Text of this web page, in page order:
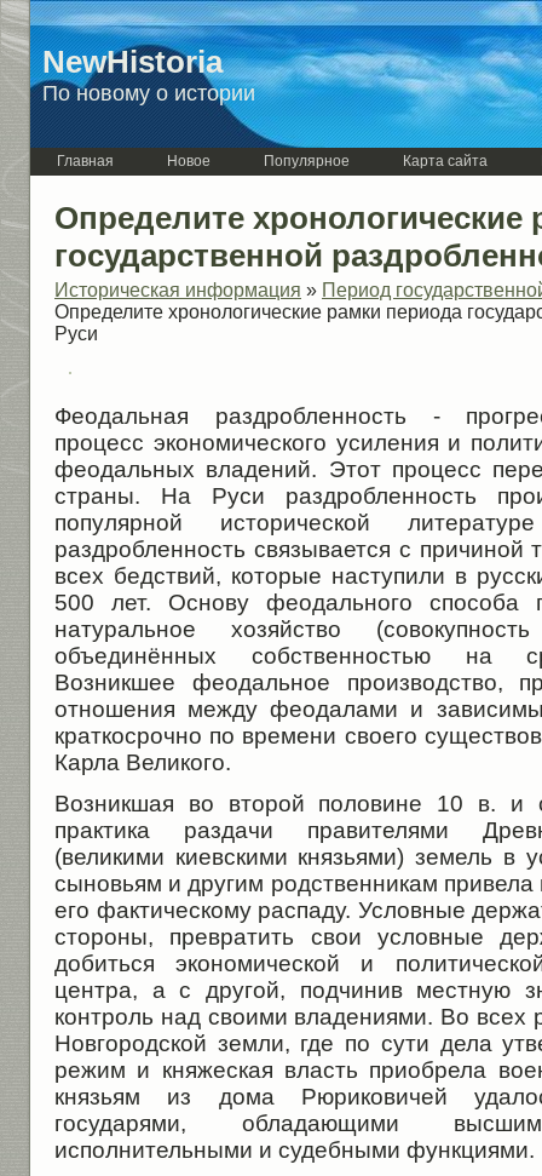
NewHistoria
По новому о истории
Главная Новое Популярное Карта сайта
Определите хронологические
государственной
Историческая информация » Период
Определите хронологические рамки периода
Руси
Феодальная раздробленность -
процесс экономического усиления и
феодальных владений. Этот процесс
страны. На Руси раздробленность
популярной исторической
раздробленность связывается с причиной
всех бедствий, которые наступили в
500 лет. Основу феодального способа
натуральное хозяйство (совокупность
объединённых собственностью на
Возникшее феодальное производство,
отношения между феодалами и
краткосрочно по времени своего
Карла Великого.
Возникшая во второй половине 10 в.
практика раздачи правителями
(великими киевскими князьями) земель в
сыновьям и другим родственникам привела
его фактическому распаду. Условные
стороны, превратить свои условные
добиться экономической и
центра, а с другой, подчинив местную
контроль над своими владениями. Во всех
Новгородской земли, где по сути дела
режим и княжеская власть приобрела
князьям из дома Рюриковичей
государями, обладающими
исполнительными и судебными функциями.